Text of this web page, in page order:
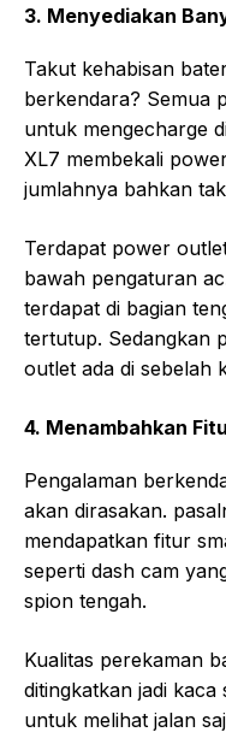
3. Menyediakan
Takut kehabisan
berkendara? Semua
untuk mengecharge
XL7 membekali
jumlahnya bahkan
Terdapat power
bawah pengaturan
terdapat di bagian
tertutup. Sedangkan
outlet ada di sebelah
4. Menambahkan
Pengalaman
akan dirasakan.
mendapatkan fitur
seperti dash cam
spion tengah.
Kualitas perekaman
ditingkatkan jadi
untuk melihat jalan